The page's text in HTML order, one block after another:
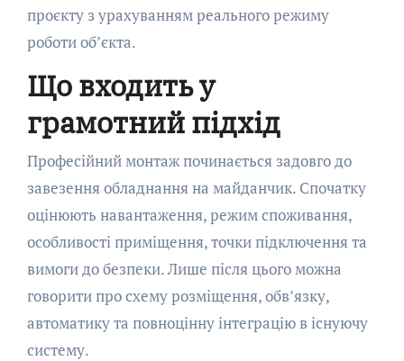
проєкту з урахуванням реального режиму
роботи об’єкта.
Що входить у
грамотний підхід
Професійний монтаж починається задовго до
завезення обладнання на майданчик. Спочатку
оцінюють навантаження, режим споживання,
особливості приміщення, точки підключення та
вимоги до безпеки. Лише після цього можна
говорити про схему розміщення, обв’язку,
автоматику та повноцінну інтеграцію в існуючу
систему.